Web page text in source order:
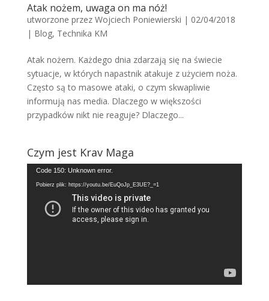
Atak nożem, uwaga on ma nóż!
utworzone przez Wojciech Poniewierski | 02/04/2018
| Blog, Technika KM
Atak nożem. Każdego dnia zdarzają się na świecie
sytuacje, w których napastnik atakuje z użyciem noża.
Często są to masowe ataki, o czym skwapliwie
informują nas media. Dlaczego w większości
przypadków nikt nie reaguje? Dlaczego...
Czym jest Krav Maga
Odtwarzacz
video
Code 150: Unknown error.
Pobierz plik: https://youtu.be/EuQoJp_E3UE?_=1